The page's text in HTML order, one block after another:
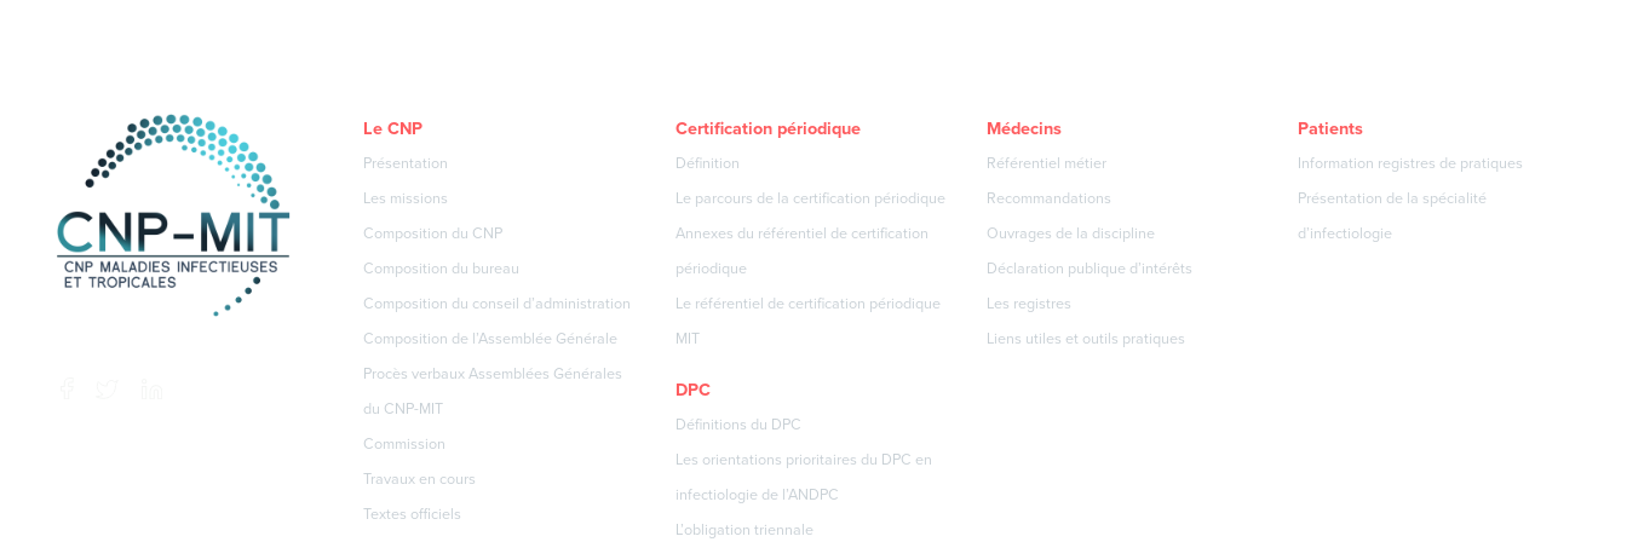
Le CNP
Présentation
Les missions
Composition du CNP
Composition du bureau
Composition du conseil d’administration
Composition de l’Assemblée Générale
Procès verbaux Assemblées Générales
du CNP-MIT
Commission
Travaux en cours
Textes officiels
Certification périodique
Définition
Le parcours de la certification périodique
Annexes du référentiel de certification
périodique
Le référentiel de certification périodique
MIT
DPC
Définitions du DPC
Les orientations prioritaires du DPC en
infectiologie de l’ANDPC
L’obligation triennale
Médecins
Référentiel métier
Recommandations
Ouvrages de la discipline
Déclaration publique d’intérêts
Les registres
Liens utiles et outils pratiques
Patients
Information registres de pratiques
Présentation de la spécialité
d’infectiologie